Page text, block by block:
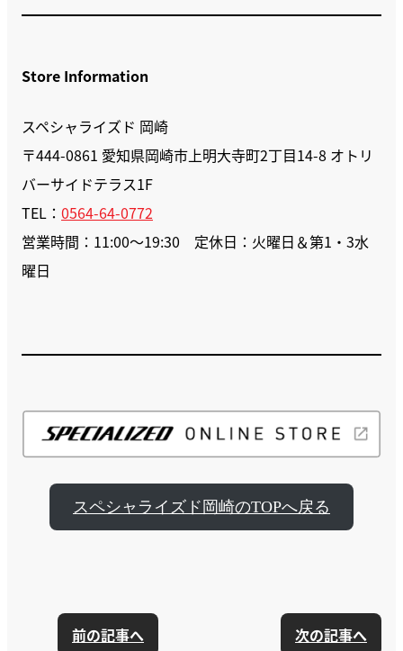
Store Information
スペシャライズド 岡崎
〒444-0861 愛知県岡崎市上明大寺町2丁目14-8 オトリ
バーサイドテラス1F
TEL： 0564-64-0772
営業時間：11:00～19:30 定休日：火曜日＆第1・3水
曜日
スペシャライズド岡崎のTOPへ戻る
前の記事へ 次の記事へ